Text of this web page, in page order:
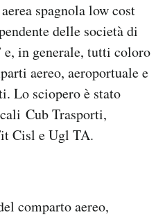
spagnola low cost
delle società di
e, in generale, tutti coloro
aereo, aeroportuale e
Lo sciopero è stato
Cub Trasporti,
Cisl e Ugl TA.
comparto aereo,